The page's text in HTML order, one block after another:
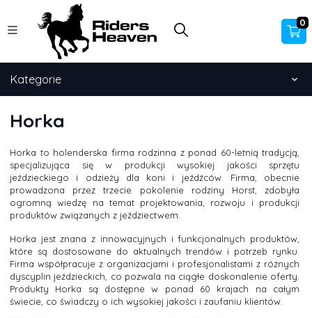
0
Kategorie
Horka
Horka to holenderska firma rodzinna z ponad 60-letnią tradycją,
specjalizująca się w produkcji wysokiej jakości sprzętu
jeździeckiego i odzieży dla koni i jeźdźców. Firma, obecnie
prowadzona przez trzecie pokolenie rodziny Horst, zdobyła
ogromną wiedzę na temat projektowania, rozwoju i produkcji
produktów związanych z jeździectwem.
Horka jest znana z innowacyjnych i funkcjonalnych produktów,
które są dostosowane do aktualnych trendów i potrzeb rynku.
Firma współpracuje z organizacjami i profesjonalistami z różnych
dyscyplin jeździeckich, co pozwala na ciągłe doskonalenie oferty.
Produkty Horka są dostępne w ponad 60 krajach na całym
świecie, co świadczy o ich wysokiej jakości i zaufaniu klientów.